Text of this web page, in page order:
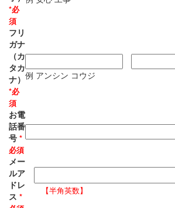
*必
須
フリ
ガナ
（カ
タカ
ナ）
*必
須
例 アンシン コウジ
お電
話番
号 *
必須
メー
ルア
ドレ
ス *
【半角英数】